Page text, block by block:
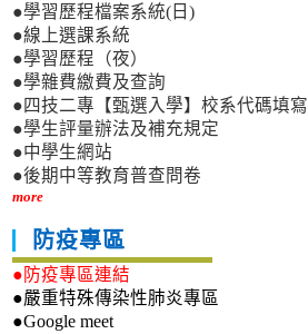
●學習歷程檔案系統(日)
●線上選課系統
●學習歷程（夜）
●學雜費繳費及查詢
●四技二專【甄選入學】校系代碼填寫
●學生評量辦法及補充規定
●中學生網站
●後期中等教育普查問卷
more
防疫專區
●防疫專區連結
●嚴重特殊傳染性肺炎專區
●Google meet